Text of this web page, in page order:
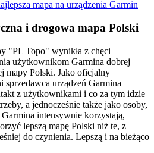
i drogowa mapa Polski
"PL Topo" wynikła z chęci
użytkownikom Garmina dobrej
mapy Polski. Jako oficjalny
sprzedawca urządzeń Garmina
z użytkownikami i co za tym idzie
a jednocześnie także jako osoby,
intensywnie korzystają,
lepszą mapę Polski niż te, z
do czynienia. Lepszą i na bieżąco